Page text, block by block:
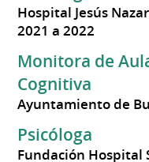
Hospital Jesús
2021 a 2022
Monitora de
Cognitiva
Ayuntamiento de
Psicóloga
Fundación Hospital